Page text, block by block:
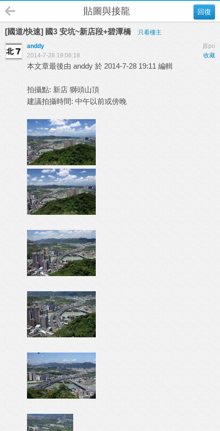
回復
貼圖與接龍
[國道/快速] 國3 安坑~新店段+碧潭橋
只看樓主
原po
anddy
收藏
2014-7-28 19:06:18
本文章最後由 anddy 於 2014-7-28 19:11 編輯
拍攝點: 新店 獅頭山頂
建議拍攝時間: 中午以前或傍晚